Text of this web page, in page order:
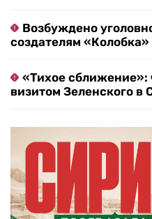
Возбуждено
создателям «Колобка»
«Тихое сближение»:
визитом Зеленского в